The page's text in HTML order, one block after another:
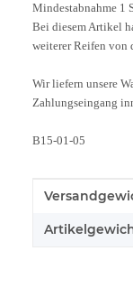
Mindestabnahme 1
Bei diesem Artikel
weiterer Reifen von
Wir liefern unsere
Zahlungseingang
B15-01-05
Wert